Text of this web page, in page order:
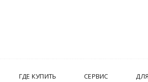
ГДЕ КУПИТЬ СЕРВИС